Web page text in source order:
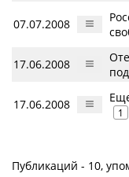
07.07.2008
17.06.2008
17.06.2008
1
Публикаций - 10,